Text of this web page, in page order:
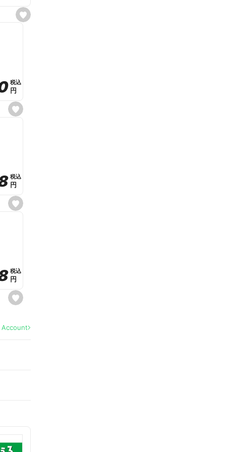
s
e
s
e
e
税込
税込
円
円
s
e
e
税込
税込
円
円
s
e
a
税込
税込
円
円